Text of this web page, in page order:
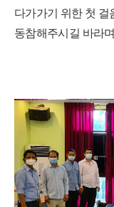
다가가기 위한 첫 걸
동참해주시길 바라며